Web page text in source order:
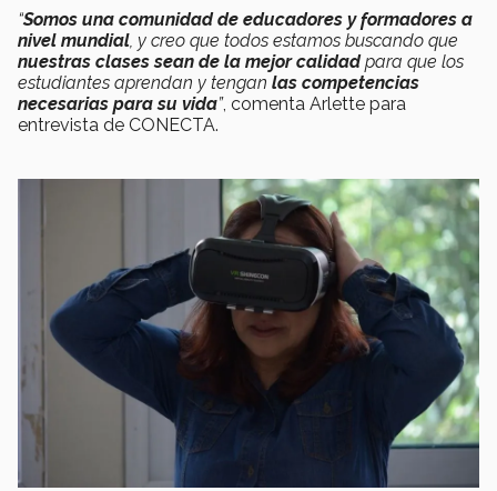
“Somos una comunidad de educadores y formadores a
nivel mundial, y creo que todos estamos buscando que
nuestras clases sean de la mejor calidadpara que los
estudiantes aprendan y tengan las competencias
necesarias para su vida”, comenta Arlette para
entrevista de CONECTA.